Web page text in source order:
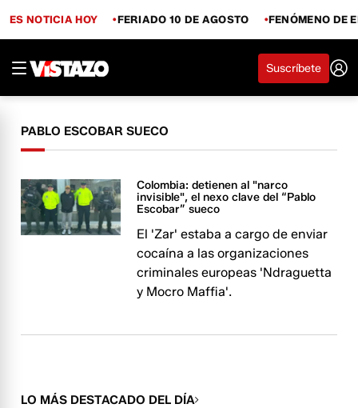
ES NOTICIA HOY FERIADO 10 DE AGOSTO FENÓMENO DE
Suscríbete
PABLO ESCOBAR SUECO
Colombia: detienen al "narco
invisible", el nexo clave del “Pablo
Escobar” sueco
El 'Zar' estaba a cargo de enviar
cocaína a las organizaciones
criminales europeas 'Ndraguetta
y Mocro Maffia'.
LO MÁS DESTACADO DEL DÍA